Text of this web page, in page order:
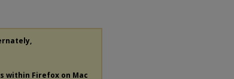
within Firefox on Mac